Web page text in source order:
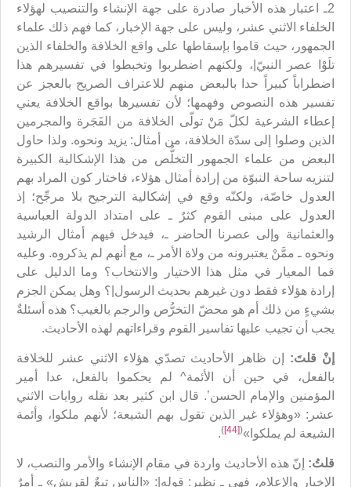
2ـ اعتبار هذه الأخبار صادرة على جهة الإنشاء والتنصيب لهؤلاء
الخلفاء الاثني عشر، وليس على جهة الإخبار، كما فهم ذلك علماء
الجمهور، حيث قاموا بإسقاطها على واقع الخلافة والخلفاء الذين
تلَوْا عصر النبيّ|، ولكنهم اضطربوا وتخبطوا في تفسيرهم هذا
اضطراباً كبيراً حدا بالبعض منهم للاعتراف الصريح بالعجز عن
تفسير هذه النصوص وفهمها؛ لأن تفسيرها بواقع الخلافة يعني
إعطاء الشرعية لكلّ مَنْ تولّى الخلافة من الفَجَرة والمجرمين
الذين وصلوا إلى سدّة الخلافة، من أمثال: يزيد ونحوه. ولذا حاول
البعض من علماء الجمهور التخلُّص من هذا الإشكالية الكبيرة
لتنزيه ساحة النبوّة من إرادة أمثال هؤلاء، فاختار كون المراد بهم
العدول خاصّة، ولكنّه وقع في إشكالية الترجيح بلا مرجِّح؛ إذ
العدول على مبنى القوم كثرٌ ـ على امتداد الدولة العباسية
والعثمانية وإلى عصرنا الحاضر ـ، فيدخل فيهم أمثال الرشيد
ونحوه ـ ممَّنْ يعتبرونه من ولاة الأمر ـ، مع أنهم لم يذكروه. وعليه
فما المعيار في مثل هذا الاختيار والانتخاب؟ وما الدليل على
إرادة هؤلاء فقط دون غيرهم بحديث الرسول|؟ وهل يمكن الجزم
بشيءٍ من ذلك أم هو محضّ التخرُّص والرجم بالغيب؟ هذه أسئلةٌ
يجب أن تجيب عليها تفاسير القوم وقراءاتهم لهذه الأحاديث.
إنْ قلتَ:
إن ظاهر الأحاديث تصدّي هؤلاء الاثني عشر للخلافة
بالفعل، في حين أن الأئمة^ لم يحكموا بالفعل، عدا أمير
المؤمنين والإمام الحسن’. قال ابن كثير بعد نقله روايات الاثني
عشر: «وهؤلاء غير الذين تقول بهم الشيعة؛ لأنهم ملكوا، وأئمة
الشيعة لم يملكوا»(
[44]
)
.
قلتُ: إنّ هذه الأحاديث واردة في مقام الإنشاء والأمر والنصب، لا
الإخبار والإعلام، فهي ـ نظير: قوله|: «الناس تبعٌ لقريش» ـ أمرٌ